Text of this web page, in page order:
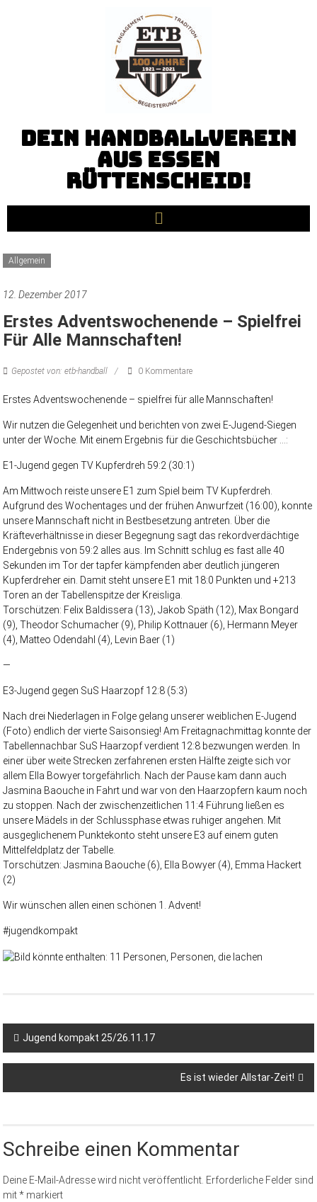
Dein Handballverein
aus Essen
Rüttenscheid!
Allgemein
12. Dezember 2017
Erstes Adventswochenende – Spielfrei
Für Alle Mannschaften!
Gepostet von: etb-handball 0 Kommentare
Erstes Adventswochenende – spielfrei für alle Mannschaften!
Wir nutzen die Gelegenheit und berichten von zwei E-Jugend-Siegen
unter der Woche. Mit einem Ergebnis für die Geschichtsbücher …:
E1-Jugend gegen TV Kupferdreh 59:2 (30:1)
Am Mittwoch reiste unsere E1 zum Spiel beim TV Kupferdreh.
Aufgrund des Wochentages und der frühen Anwurfzeit (16:00), konnte
unsere Mannschaft nicht in Bestbesetzung antreten. Über die
Kräfteverhältnisse in dieser Begegnung sagt das rekordverdächtige
Endergebnis von 59:2 alles aus. Im Schnitt schlug es fast alle 40
Sekunden im Tor der tapfer kämpfenden aber deutlich jüngeren
Kupferdreher ein. Damit steht unsere E1 mit 18:0 Punkten und +213
Toren an der Tabellenspitze der Kreisliga.
Torschützen: Felix Baldissera (13), Jakob Späth (12), Max Bongard
(9), Theodor Schumacher (9), Philip Kottnauer (6), Hermann Meyer
(4), Matteo Odendahl (4), Levin Baer (1)
—
E3-Jugend gegen SuS Haarzopf 12:8 (5:3)
Nach drei Niederlagen in Folge gelang unserer weiblichen E-Jugend
(Foto) endlich der vierte Saisonsieg! Am Freitagnachmittag konnte der
Tabellennachbar SuS Haarzopf verdient 12:8 bezwungen werden. In
einer über weite Strecken zerfahrenen ersten Hälfte zeigte sich vor
allem Ella Bowyer torgefährlich. Nach der Pause kam dann auch
Jasmina Baouche in Fahrt und war von den Haarzopfern kaum noch
zu stoppen. Nach der zwischenzeitlichen 11:4 Führung ließen es
unsere Mädels in der Schlussphase etwas ruhiger angehen. Mit
ausgeglichenem Punktekonto steht unsere E3 auf einem guten
Mittelfeldplatz der Tabelle.
Torschützen: Jasmina Baouche (6), Ella Bowyer (4), Emma Hackert
(2)
Wir wünschen allen einen schönen 1. Advent!
#jugendkompakt
Jugend kompakt 25/26.11.17
Es ist wieder Allstar-Zeit!
Schreibe einen Kommentar
Deine E-Mail-Adresse wird nicht veröffentlicht. Erforderliche Felder sind
mit* markiert